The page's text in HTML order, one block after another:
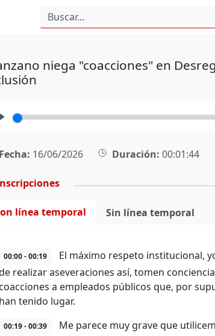
niega "coacciones" en
Fecha: 16/06/2026 Duración: 00:01:44
línea temporal Sin línea temporal
00:00 - 00:19
El máximo respeto institucional,
realizar aseveraciones así, tomen
coacciones a empleados públicos que, por
han tenido lugar.
00:19 - 00:39
Me parece muy grave que